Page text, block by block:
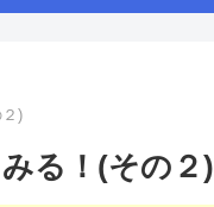
)
る！(その２)